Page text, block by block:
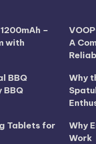
–
with
BBQ
BBQ
Tablets for
A
Why
Why
Work